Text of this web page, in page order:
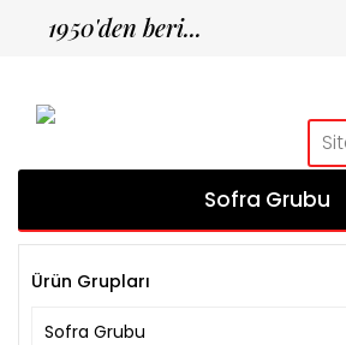
1950'den beri...
Sofra Grubu
Ürün Grupları
Sofra Grubu